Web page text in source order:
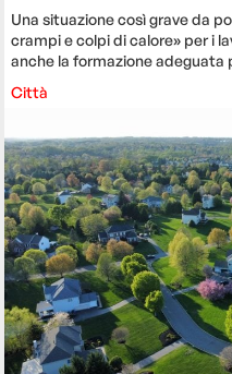
Una situazione così grave da
crampi e colpi di calore» per i
anche la formazione
Città